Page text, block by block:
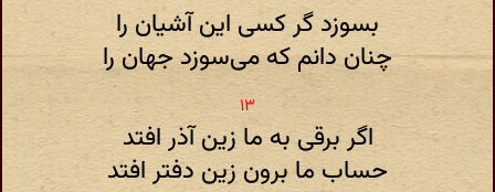
بسوزد گر کسی این آشیان را
چنان دانم که می‌سوزد جهان را
اگر برقی به ما زین آذر افتد
حساب ما برون زین دفتر افتد